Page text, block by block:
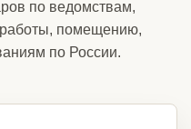
по ведомствам,
работы, помещению,
по России.